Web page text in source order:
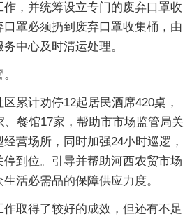
，并统筹设立专门的废弃口罩收
罩必须扔到废弃口罩收集桶，由
中心及时清运处理。
累计劝停12起居民酒席420桌，
餐馆17家，帮助市市场监管局关
营场所，同时加强24小时巡逻，
到位。引导并帮助河西农贸市场
活必需品的保障供应力度。
作取得了较好的成效，但还有不足